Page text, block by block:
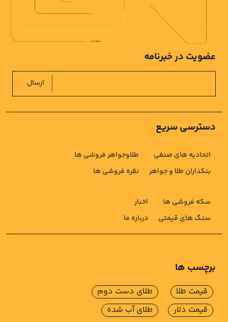
دسترسی سریع
اتحادیه های صنفی
بنکداران طلا و جواهر
طلاوجواهر فروشی ها
نقره فروشی ها
سکه فروشی ها
سنگ های قیمتی
اخبار
درباره ما
عضویت در خبرنامه
ارسال
برچسب ها
قیمت طلا
قیمت دلار
طلای دست دوم
طلای آب شده